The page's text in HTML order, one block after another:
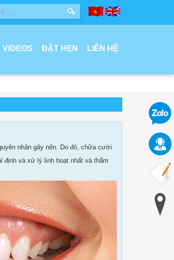
VIDEOS ĐẶT HẸN LIÊN HỆ
nhân gây nên. Do đó, chữa cười
định và xử lý linh hoạt nhất và thẩm